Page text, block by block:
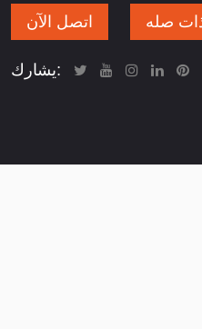
اتصل الآن
صله
يشارك: